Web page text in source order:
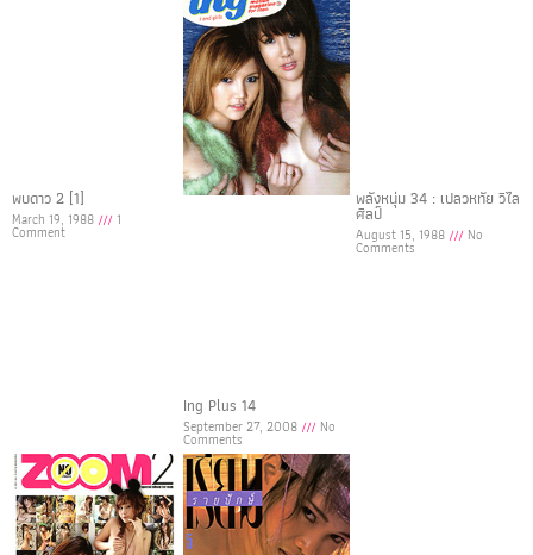
พบดาว 2 [1]
March 19, 1988 1
Comment
Ing Plus 14
September 27, 2008 No
Comments
พลังหนุ่ม 34 : เปลวหทัย วิไล
ศิลป์
August 15, 1988 No
Comments